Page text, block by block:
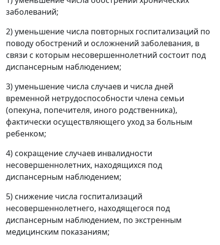
заболеваний;
2) уменьшение числа повторных госпитализаций по
поводу обострений и осложнений заболевания, в
связи с которым несовершеннолетний состоит под
диспансерным наблюдением;
3) уменьшение числа случаев и числа дней
временной нетрудоспособности члена семьи
(опекуна, попечителя, иного родственника),
фактически осуществляющего уход за больным
ребенком;
4) сокращение случаев инвалидности
несовершеннолетних, находящихся под
диспансерным наблюдением;
5) снижение числа госпитализаций
несовершеннолетнего, находящегося под
диспансерным наблюдением, по экстренным
медицинским показаниям;